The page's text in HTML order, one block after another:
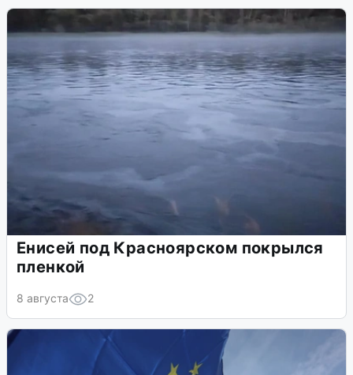
Енисей под Красноярском покрылся
пленкой
8 августа 2